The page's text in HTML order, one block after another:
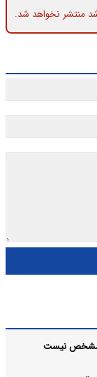
منتشر نخواهد شد.
مشخص نیست